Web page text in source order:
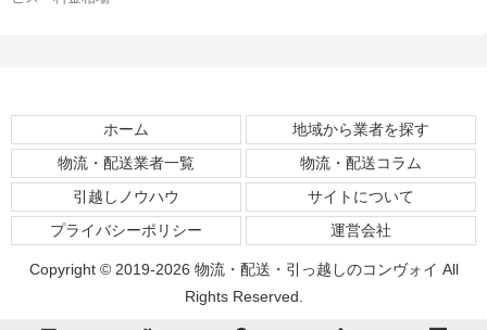
ホーム
地域から業者を探す
物流・配送業者一覧
物流・配送コラム
引越しノウハウ
サイトについて
プライバシーポリシー
運営会社
Copyright © 2019-2026 物流・配送・引っ越しのコンヴォイ All
Rights Reserved.